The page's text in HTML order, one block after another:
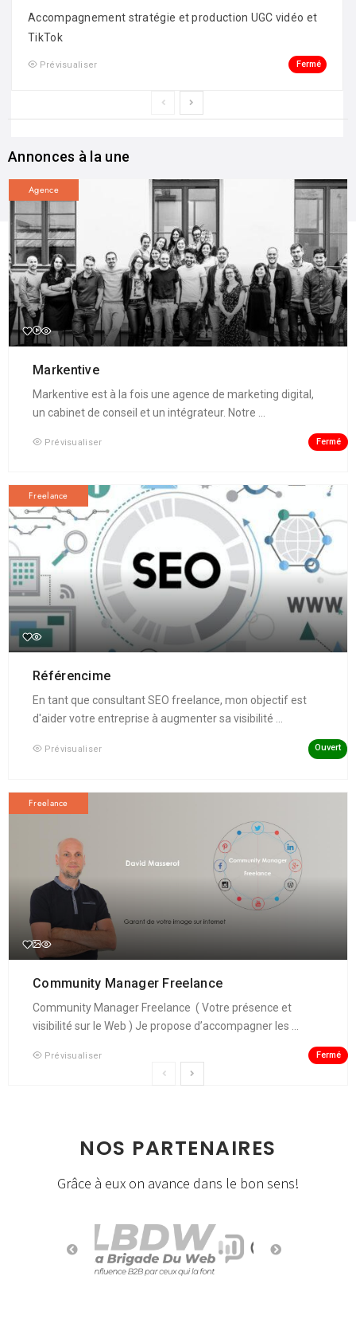
Accompagnement stratégie et production UGC vidéo et
TikTok
Prévisualiser Fermé
Annonces à la une
Agence
Markentive
Markentive est à la fois une agence de marketing digital,
un cabinet de conseil et un intégrateur. Notre ...
Prévisualiser Fermé
Freelance
Référencime
En tant que consultant SEO freelance, mon objectif est
d'aider votre entreprise à augmenter sa visibilité ...
Prévisualiser Ouvert
Freelance
Community Manager Freelance
Community Manager Freelance ( Votre présence et
visibilité sur le Web ) Je propose d’accompagner les ...
Prévisualiser Fermé
NOS PARTENAIRES
Grâce à eux on avance dans le bon sens!